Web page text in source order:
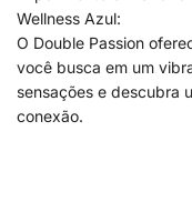
Wellness Azul:
O Double Passion
você busca em um
sensações e descubra
conexão.